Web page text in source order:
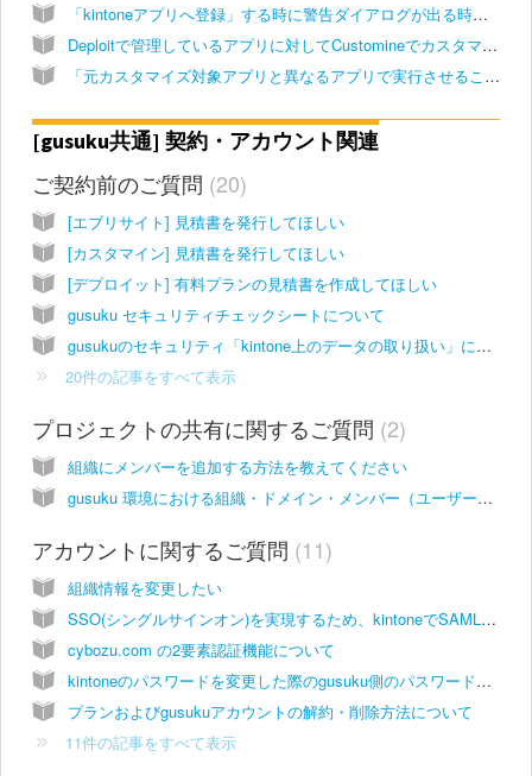
「kintoneアプリへ登録」する時に警告ダイアログが出る時があります
Deploitで管理しているアプリに対してCustomineでカスタマイズを行いたい
「元カスタマイズ対象アプリと異なるアプリで実行させることは出来ません」というエラーを回避する方法
[gusuku共通] 契約・アカウント関連
ご契約前のご質問 20
[エブリサイト] 見積書を発行してほしい
[カスタマイン] 見積書を発行してほしい
[デプロイット] 有料プランの見積書を作成してほしい
gusuku セキュリティチェックシートについて
gusukuのセキュリティ「kintone上のデータの取り扱い」について
20件の記事をすべて表示
プロジェクトの共有に関するご質問 2
組織にメンバーを追加する方法を教えてください
gusuku 環境における組織・ドメイン・メンバー（ユーザー）について
アカウントに関するご質問 11
組織情報を変更したい
SSO(シングルサインオン)を実現するため、kintoneでSAML認証を利用しています。カスタマインやデプロイットに影響はありますか？
cybozu.com の2要素認証機能について
kintoneのパスワードを変更した際のgusuku側のパスワード変更方法
プランおよびgusukuアカウントの解約・削除方法について
11件の記事をすべて表示